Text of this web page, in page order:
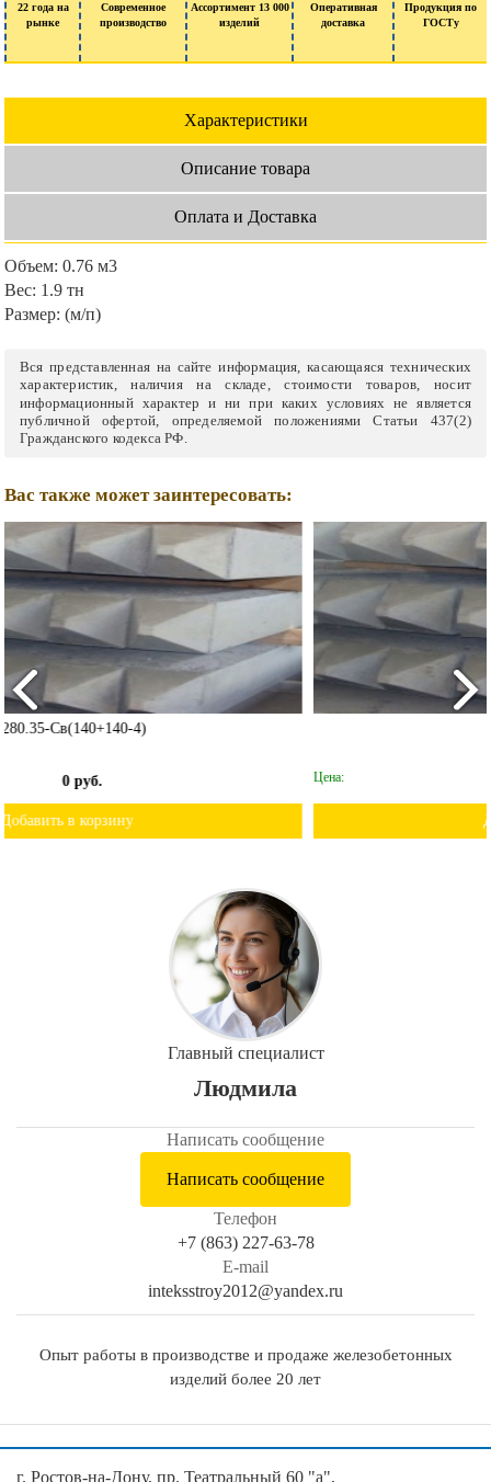
22 года на
рынке
Современное
производство
Ассортимент 13 000
изделий
Оперативная
доставка
Продукция по
ГОСТу
Характеристики
Описание товара
Оплата и Доставка
Объем: 0.76 м3
Вес: 1.9 тн
Размер: (м/п)
Вся представленная на сайте информация, касающаяся технических
характеристик, наличия на складе, стоимости товаров, носит
информационный характер и ни при каких условиях не является
публичной офертой, определяемой положениями Статьи 437(2)
Гражданского кодекса РФ.
Вас также может заинтересовать:
Главный специалист
Людмила
Написать сообщение
Написать сообщение
Телефон
+7 (863) 227-63-78
E-mail
inteksstroy2012@yandex.ru
Опыт работы в производстве и продаже железобетонных
изделий более 20 лет
г. Ростов-на-Дону, пр. Театральный 60 "а",